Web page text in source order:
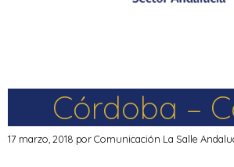
Córdoba –
17 marzo, 2018 porComunicación La Salle